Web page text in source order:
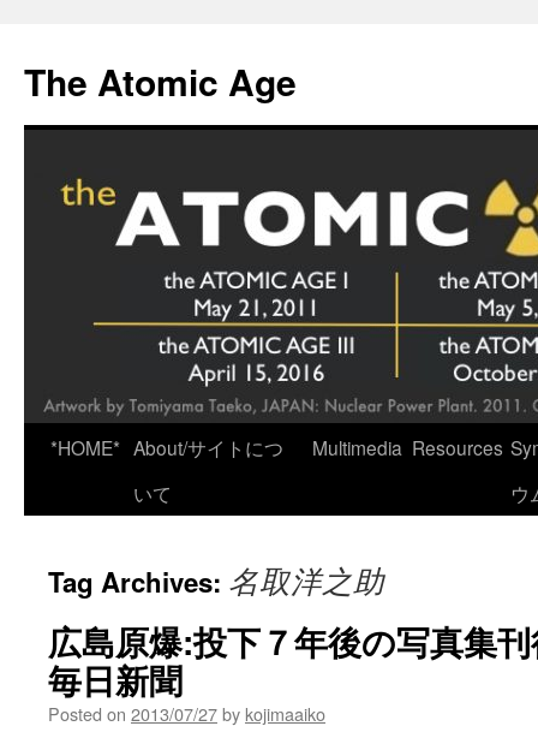
content
The Atomic Age
*HOME* About/サイトにつ
いて
Multimedia Resources
ウ
Tag Archives: 名取洋之助
広島原爆:投下７年後の写真集
毎日新聞
Posted on 2013/07/27by kojimaaiko